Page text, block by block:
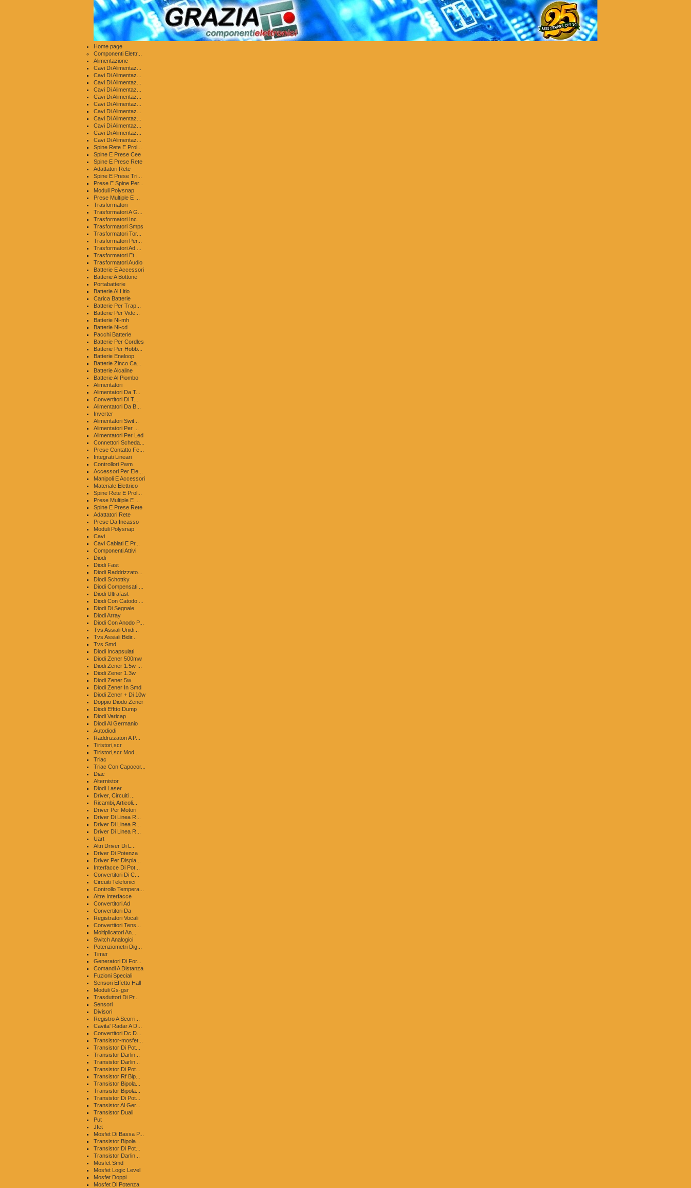
Home page
Componenti Elettr...
Alimentazione
Cavi Di Alimentaz...
Cavi Di Alimentaz...
Cavi Di Alimentaz...
Cavi Di Alimentaz...
Cavi Di Alimentaz...
Cavi Di Alimentaz...
Cavi Di Alimentaz...
Cavi Di Alimentaz...
Cavi Di Alimentaz...
Cavi Di Alimentaz...
Cavi Di Alimentaz...
Spine Rete E Prol...
Spine E Prese Cee
Spine E Prese Rete
Adattatori Rete
Spine E Prese Tri...
Prese E Spine Per...
Moduli Polysnap
Prese Multiple E ...
Trasformatori
Trasformatori A G...
Trasformatori Inc...
Trasformatori Smps
Trasformatori Tor...
Trasformatori Per...
Trasformatori Ad ...
Trasformatori Et...
Trasformatori Audio
Batterie E Accessori
Batterie A Bottone
Portabatterie
Batterie Al Litio
Carica Batterie
Batterie Per Trap...
Batterie Per Vide...
Batterie Ni-mh
Batterie Ni-cd
Pacchi Batterie
Batterie Per Cordles
Batterie Per Hobb...
Batterie Eneloop
Batterie Zinco Ca...
Batterie Alcaline
Batterie Al Piombo
Alimentatori
Alimentatori Da T...
Convertitori Di T...
Alimentatori Da B...
Inverter
Alimentatori Swit...
Alimentatori Per ...
Alimentatori Per Led
Connettori Scheda...
Prese Contatto Fe...
Integrati Lineari
Controllori Pwm
Accessori Per Ele...
Manipoli E Accessori
Materiale Elettrico
Spine Rete E Prol...
Prese Multiple E ...
Spine E Prese Rete
Adattatori Rete
Prese Da Incasso
Moduli Polysnap
Cavi
Cavi Cablati E Pr...
Componenti Attivi
Diodi
Diodi Fast
Diodi Raddrizzato...
Diodi Schottky
Diodi Compensati ...
Diodi Ultrafast
Diodi Con Catodo ...
Diodi Di Segnale
Diodi Array
Diodi Con Anodo P...
Tvs Assiali Unidi...
Tvs Assiali Bidir...
Tvs Smd
Diodi Incapsulati
Diodi Zener 500mw
Diodi Zener 1.5w ...
Diodi Zener 1.3w
Diodi Zener 5w
Diodi Zener In Smd
Diodi Zener + Di 10w
Doppio Diodo Zener
Diodi Efftto Dump
Diodi Varicap
Diodi Al Germanio
Autodiodi
Raddrizzatori A P...
Tiristori,scr
Tiristori,scr Mod...
Triac
Triac Con Capocor...
Diac
Alternistor
Diodi Laser
Driver, Circuiti ...
Ricambi, Articoli...
Driver Per Motori
Driver Di Linea R...
Driver Di Linea R...
Driver Di Linea R...
Uart
Altri Driver Di L...
Driver Di Potenza
Driver Per Displa...
Interfacce Di Pot...
Convertitori Di C...
Circuiti Telefonici
Controllo Tempera...
Altre Interfacce
Convertitori Ad
Convertitori Da
Registratori Vocali
Convertitori Tens...
Moltiplicatori An...
Switch Analogici
Potenziometri Dig...
Timer
Generatori Di For...
Comandi A Distanza
Fuzioni Speciali
Sensori Effetto Hall
Moduli Gs-gsr
Trasduttori Di Pr...
Sensori
Divisori
Registro A Scorri...
Cavita' Radar A D...
Convertitori Dc D...
Transistor-mosfet...
Transistor Di Pot...
Transistor Darlin...
Transistor Darlin...
Transistor Di Pot...
Transistor Rf Bip...
Transistor Bipola...
Transistor Bipola...
Transistor Di Pot...
Transistor Al Ger...
Transistor Duali
Put
Jfet
Mosfet Di Bassa P...
Transistor Bipola...
Transistor Di Pot...
Transistor Darlin...
Mosfet Smd
Mosfet Logic Level
Mosfet Doppi
Mosfet Di Potenza